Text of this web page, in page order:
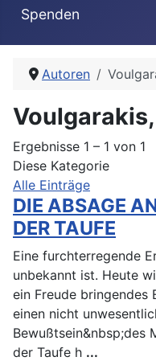
Spenden
Autoren
Ergebnisse 1 – 1 von 1
Diese Kategorie
Alle Einträge
DIE ABSAGE
DER TAUFE
Eine furchterregende
unbekannt ist. Heute
ein Freude bringendes
einen nicht
Bewußtsein&nbsp;des
der Taufe h ...